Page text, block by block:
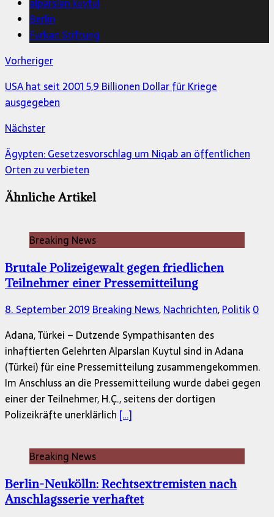
alparslan kuytul
Berlin
Furkan Stiftung
Vorheriger
USA hat seit 2001 5,9 Billionen Dollar für Kriege
ausgegeben
Nächster
Ägypten: Gesetzesvorschlag um Niqab an öffentlichen
Orten zu verbieten
Ähnliche Artikel
Breaking News
Brutale Polizeigewalt gegen friedlichen
Teilnehmer einer Pressemitteilung
8. September 2019Breaking News,Nachrichten,Politik0
Adana, Türkei – Dutzende Sympathisanten des
inhaftierten Gelehrten Alparslan Kuytul sind in Adana
(Türkei) für eine Pressemitteilung zusammengekommen.
Im Anschluss an die Pressemitteilung wurde dabei gegen
einer der Teilnehmer, H.Ç., seitens der dortigen
Polizeikräfte unerklärlich […]
Breaking News
Berlin-Neukölln: Rechtsextremisten nach
Anschlagsserie verhaftet